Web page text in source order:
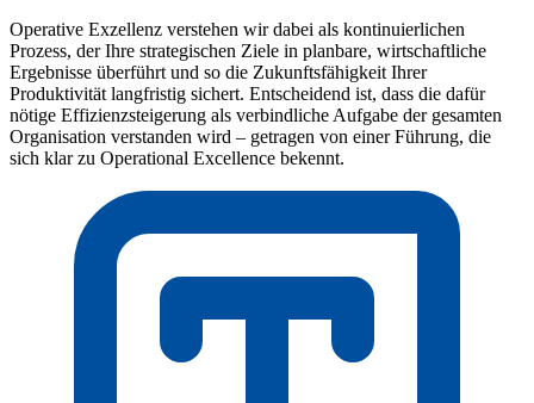
Operative Exzellenz verstehen wir dabei als kontinuierlichen
Prozess, der Ihre strategischen Ziele in planbare, wirtschaftliche
Ergebnisse überführt und so die Zukunftsfähigkeit Ihrer
Produktivität langfristig sichert. Entscheidend ist, dass die dafür
nötige Effizienzsteigerung als verbindliche Aufgabe der gesamten
Organisation verstanden wird – getragen von einer Führung, die
sich klar zu Operational Excellence bekennt.